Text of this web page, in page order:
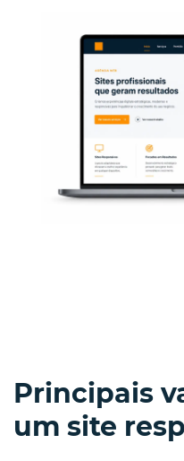
Principais
um site